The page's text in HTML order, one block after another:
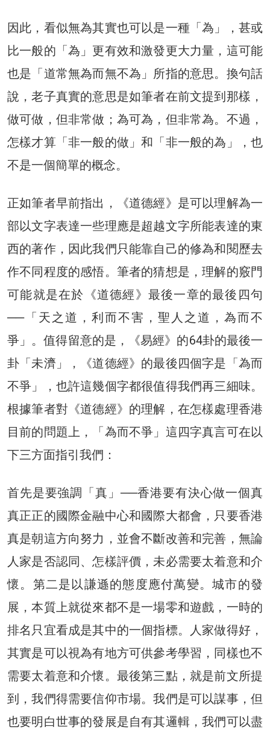
因此，看似無為其實也可以是一種「為」，甚或
比一般的「為」更有效和激發更大力量，這可能
也是「道常無為而無不為」所指的意思。換句話
說，老子真實的意思是如筆者在前文提到那樣，
做可做，但非常做；為可為，但非常為。不過，
怎樣才算「非一般的做」和「非一般的為」，也
不是一個簡單的概念。
正如筆者早前指出，《道德經》是可以理解為一
部以文字表達一些理應是超越文字所能表達的東
西的著作，因此我們只能靠自己的修為和閱歷去
作不同程度的感悟。筆者的猜想是，理解的竅門
可能就是在於《道德經》最後一章的最後四句
──「天之道，利而不害，聖人之道，為而不
爭」。值得留意的是，《易經》的64卦的最後一
卦「未濟」，《道德經》的最後四個字是「為而
不爭」，也許這幾個字都很值得我們再三細味。
根據筆者對《道德經》的理解，在怎樣處理香港
目前的問題上，「為而不爭」這四字真言可在以
下三方面指引我們：
首先是要強調「真」──香港要有決心做一個真
真正正的國際金融中心和國際大都會，只要香港
真是朝這方向努力，並會不斷改善和完善，無論
人家是否認同、怎樣評價，未必需要太着意和介
懷。第二是以謙遜的態度應付萬變。城市的發
展，本質上就從來都不是一場零和遊戲，一時的
排名只宜看成是其中的一個指標。人家做得好，
其實是可以視為有地方可供參考學習，同樣也不
需要太着意和介懷。最後第三點，就是前文所提
到，我們得需要信仰市場。我們是可以謀事，但
也要明白世事的發展是自有其邏輯，我們可以盡